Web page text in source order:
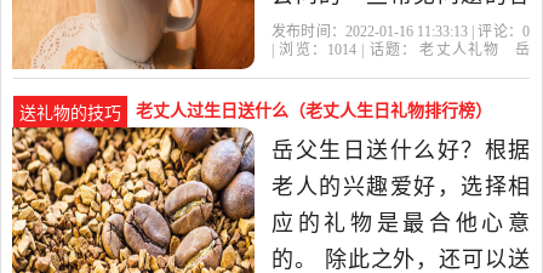
案。还要有点眼力，就是
老人，要让人看到你对女
朋友很关心爱护。如果你
是富二代就简单了，直接
砸钱 给老丈人和岳母一张
空白支票，告诉她
发布时间：2022-01-16 11:33:13 | 评论： 0
| 浏览： 1014 | 话题： 老丈人礼物
岳
送礼物的技巧 老丈人过生日送什么（老丈人生日礼物排行榜）
岳父生日送什么好？根据
老人的兴趣爱好，选择相
应的礼物是最合他心意
的。 除此之外，还可以送